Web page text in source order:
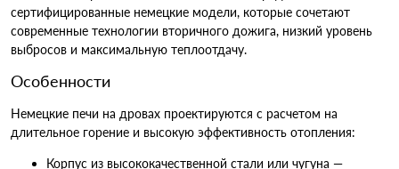
сертифицированные немецкие модели, которые сочетают
современные технологии вторичного дожига, низкий уровень
выбросов и максимальную теплоотдачу.
Особенности
Немецкие печи на дровах проектируются с расчетом на
длительное горение и высокую эффективность отопления:
Корпус из высококачественной стали или чугуна —